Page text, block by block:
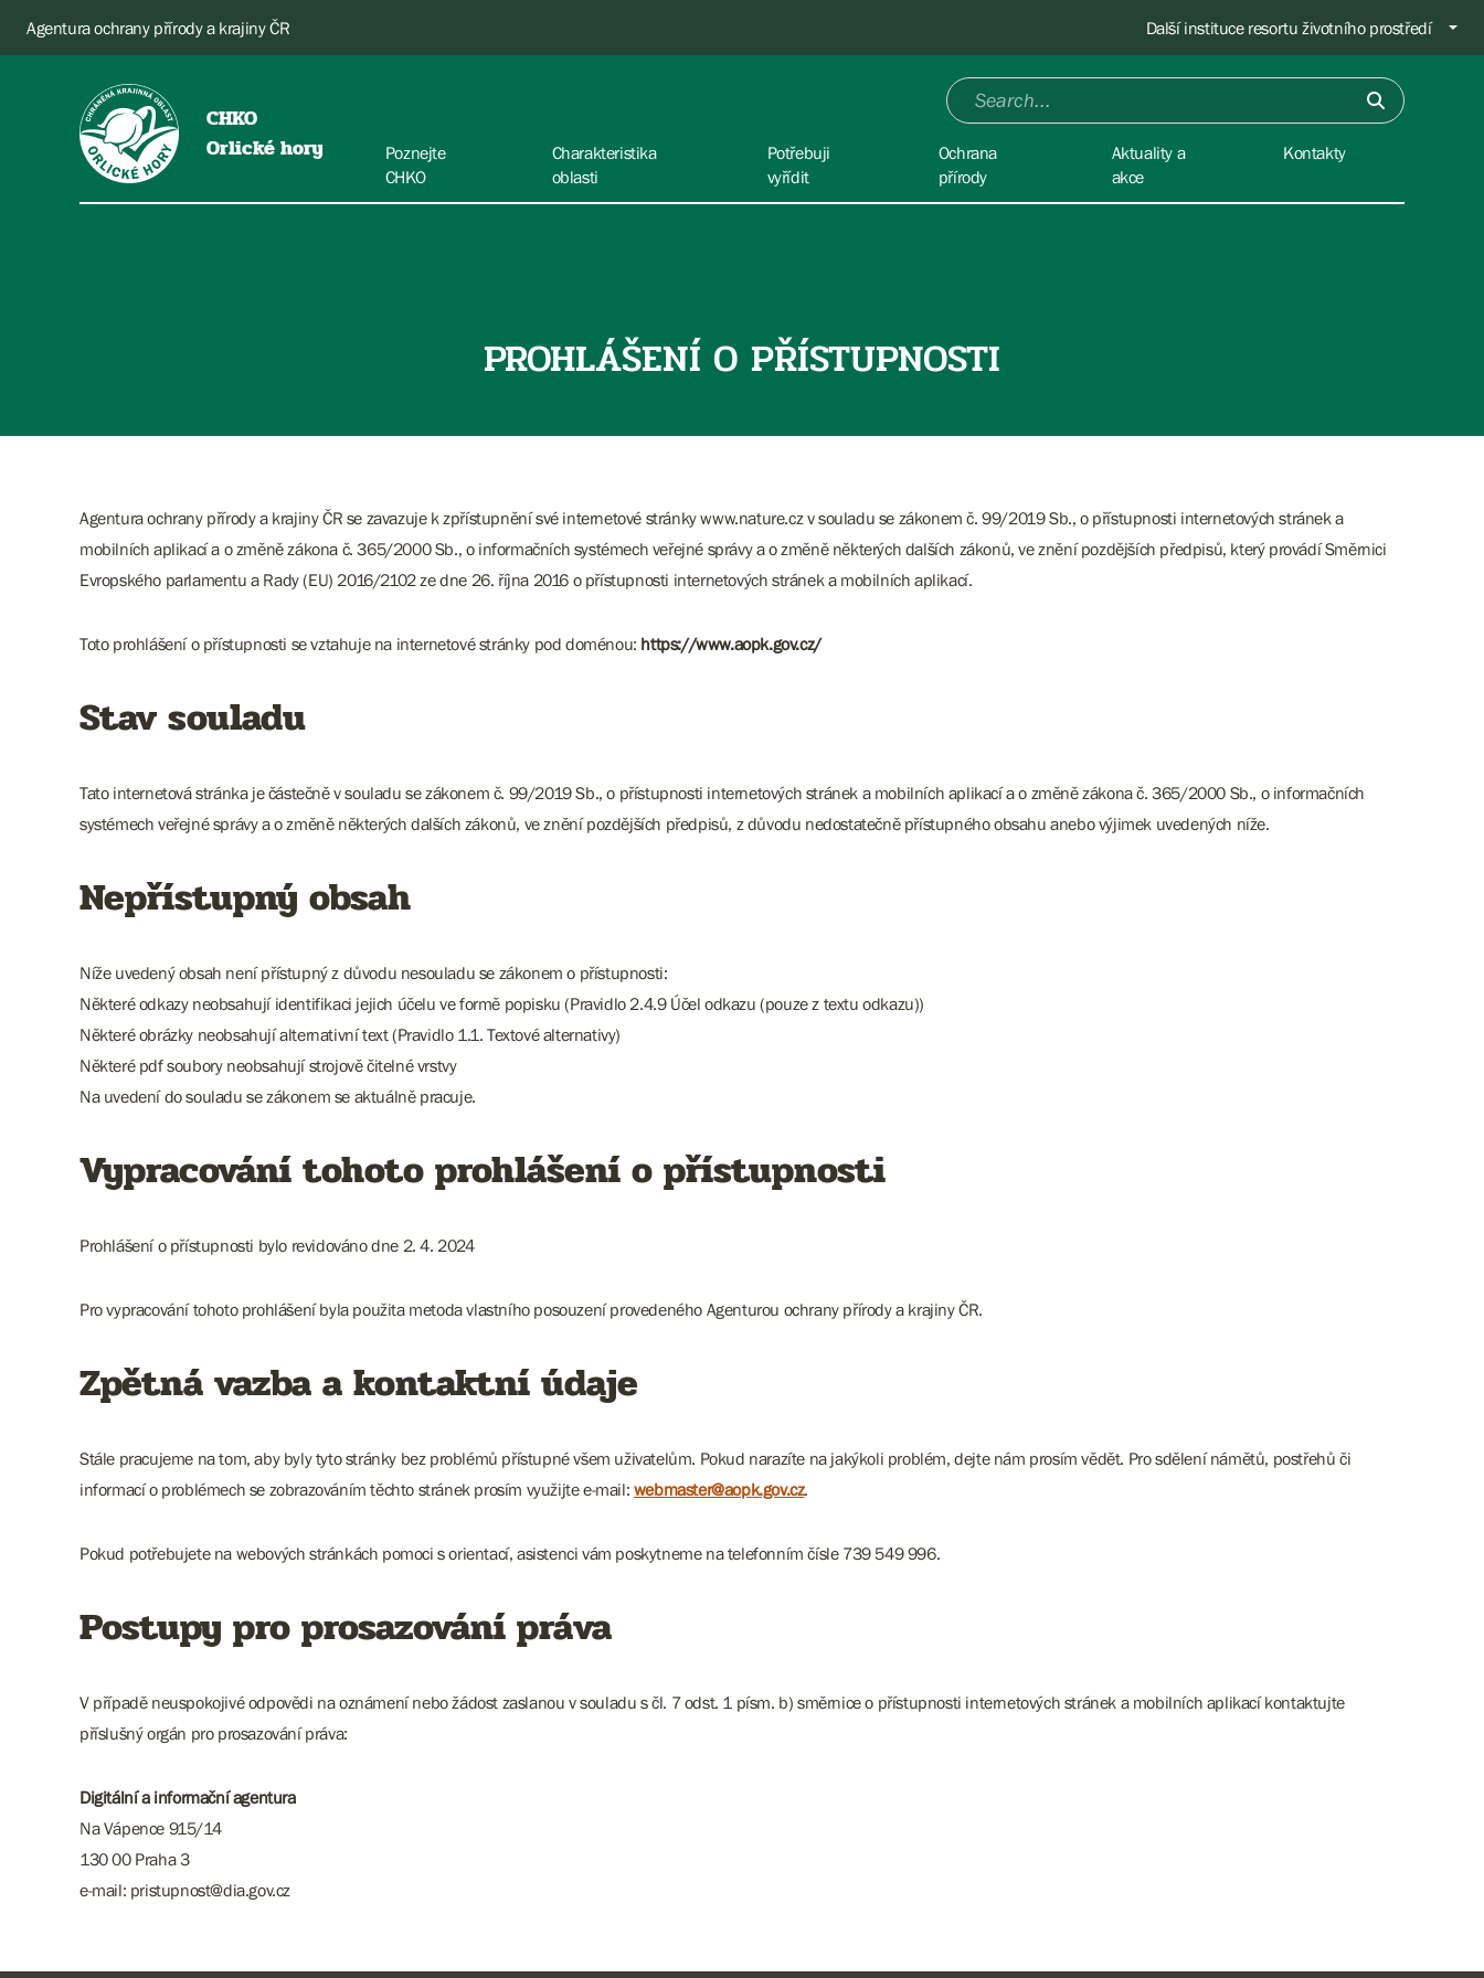
Agentura ochrany přírody a krajiny ČR Další instituce resortu životního prostředí
CHKO
Orlické hory
Poznejte
CHKO
Charakteristika
oblasti
Potřebuji
vyřídit
Ochrana
přírody
Aktuality a
akce
Kontakty
PROHLÁŠENÍ O PŘÍSTUPNOSTI
Agentura ochrany přírody a krajiny ČR se zavazuje k zpřístupnění své internetové stránky www.nature.cz v souladu se zákonem č. 99/2019 Sb., o přístupnosti internetových stránek a
mobilních aplikací a o změně zákona č. 365/2000 Sb., o informačních systémech veřejné správy a o změně některých dalších zákonů, ve znění pozdějších předpisů, který provádí Směrnici
Evropského parlamentu a Rady (EU) 2016/2102 ze dne 26. října 2016 o přístupnosti internetových stránek a mobilních aplikací.
Toto prohlášení o přístupnosti se vztahuje na internetové stránky pod doménou: https://www.aopk.gov.cz/
Stav souladu
Tato internetová stránka je částečně v souladu se zákonem č. 99/2019 Sb., o přístupnosti internetových stránek a mobilních aplikací a o změně zákona č. 365/2000 Sb., o informačních
systémech veřejné správy a o změně některých dalších zákonů, ve znění pozdějších předpisů, z důvodu nedostatečně přístupného obsahu anebo výjimek uvedených níže.
Nepřístupný obsah
Níže uvedený obsah není přístupný z důvodu nesouladu se zákonem o přístupnosti:
Některé odkazy neobsahují identifikaci jejich účelu ve formě popisku (Pravidlo 2.4.9 Účel odkazu (pouze z textu odkazu))
Některé obrázky neobsahují alternativní text (Pravidlo 1.1. Textové alternativy)
Některé pdf soubory neobsahují strojově čitelné vrstvy
Na uvedení do souladu se zákonem se aktuálně pracuje.
Vypracování tohoto prohlášení o přístupnosti
Prohlášení o přístupnosti bylo revidováno dne 2. 4. 2024
Pro vypracování tohoto prohlášení byla použita metoda vlastního posouzení provedeného Agenturou ochrany přírody a krajiny ČR.
Zpětná vazba a kontaktní údaje
Stále pracujeme na tom, aby byly tyto stránky bez problémů přístupné všem uživatelům. Pokud narazíte na jakýkoli problém, dejte nám prosím vědět. Pro sdělení námětů, postřehů či
informací o problémech se zobrazováním těchto stránek prosím využijte e-mail: webmaster@aopk.gov.cz.
Pokud potřebujete na webových stránkách pomoci s orientací, asistenci vám poskytneme na telefonním čísle 739 549 996.
Postupy pro prosazování práva
V případě neuspokojivé odpovědi na oznámení nebo žádost zaslanou v souladu s čl. 7 odst. 1 písm. b) směrnice o přístupnosti internetových stránek a mobilních aplikací kontaktujte
příslušný orgán pro prosazování práva:
Digitální a informační agentura
Na Vápence 915/14
130 00 Praha 3
e-mail: pristupnost@dia.gov.cz